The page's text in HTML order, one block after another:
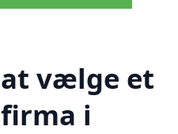
at vælge et
i